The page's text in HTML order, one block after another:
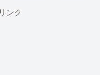
ンク